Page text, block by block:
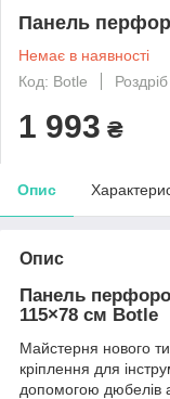
Панель
Немає в наявності
Код: Botle
Роздріб
1 993 ₴
Опис
Опис
Панель
115×78 см Botle
Майстерня нового
кріплення для
допомогою дюбелів